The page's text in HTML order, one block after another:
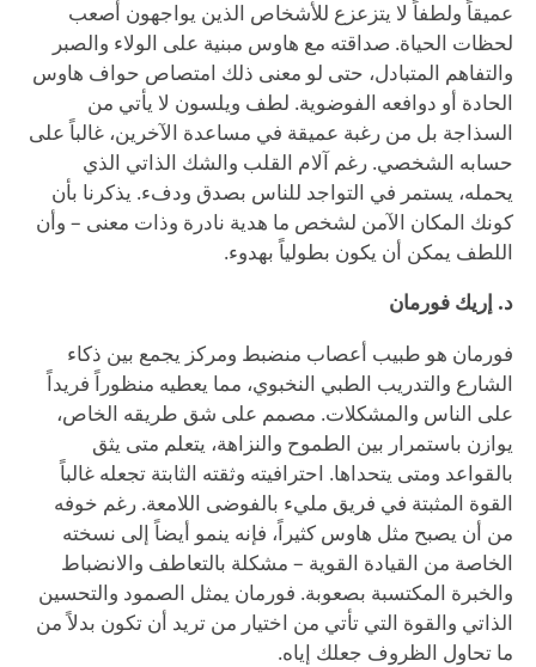
عميقاً ولطفاً لا يتزعزع للأشخاص الذين يواجهون أصعب
لحظات الحياة. صداقته مع هاوس مبنية على الولاء والصبر
والتفاهم المتبادل، حتى لو معنى ذلك امتصاص حواف هاوس
الحادة أو دوافعه الفوضوية. لطف ويلسون لا يأتي من
السذاجة بل من رغبة عميقة في مساعدة الآخرين، غالباً على
حسابه الشخصي. رغم آلام القلب والشك الذاتي الذي
يحمله، يستمر في التواجد للناس بصدق ودفء. يذكرنا بأن
كونك المكان الآمن لشخص ما هدية نادرة وذات معنى – وأن
اللطف يمكن أن يكون بطولياً بهدوء.
د. إريك فورمان
فورمان هو طبيب أعصاب منضبط ومركز يجمع بين ذكاء
الشارع والتدريب الطبي النخبوي، مما يعطيه منظوراً فريداً
على الناس والمشكلات. مصمم على شق طريقه الخاص،
يوازن باستمرار بين الطموح والنزاهة، يتعلم متى يثق
بالقواعد ومتى يتحداها. احترافيته وثقته الثابتة تجعله غالباً
القوة المثبتة في فريق مليء بالفوضى اللامعة. رغم خوفه
من أن يصبح مثل هاوس كثيراً، فإنه ينمو أيضاً إلى نسخته
الخاصة من القيادة القوية – مشكلة بالتعاطف والانضباط
والخبرة المكتسبة بصعوبة. فورمان يمثل الصمود والتحسين
الذاتي والقوة التي تأتي من اختيار من تريد أن تكون بدلاً من
ما تحاول الظروف جعلك إياه.